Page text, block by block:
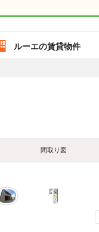
ルーエの賃貸物件
間取り図